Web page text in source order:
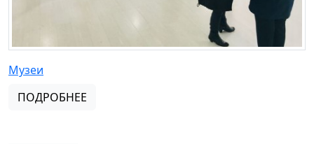
Музеи
ПОДРОБНЕЕ